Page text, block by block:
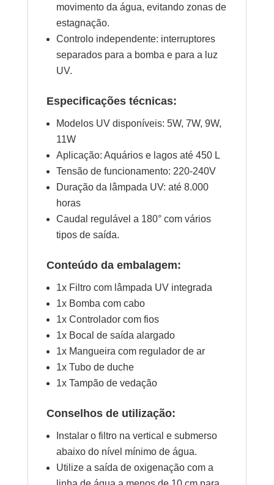
movimento da água, evitando zonas de
estagnação.
Controlo independente: interruptores
separados para a bomba e para a luz
UV.
Especificações técnicas:
Modelos UV disponíveis: 5W, 7W, 9W,
11W
Aplicação: Aquários e lagos até 450 L
Tensão de funcionamento: 220-240V
Duração da lâmpada UV: até 8.000
horas
Caudal regulável a 180° com vários
tipos de saída.
Conteúdo da embalagem:
1x Filtro com lâmpada UV integrada
1x Bomba com cabo
1x Controlador com fios
1x Bocal de saída alargado
1x Mangueira com regulador de ar
1x Tubo de duche
1x Tampão de vedação
Conselhos de utilização:
Instalar o filtro na vertical e submerso
abaixo do nível mínimo de água.
Utilize a saída de oxigenação com a